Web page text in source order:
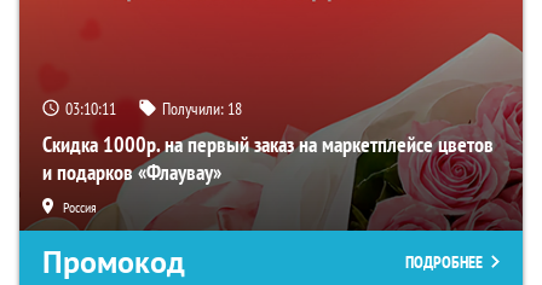
03:10:10 Получили: 18
Скидка 1000р. на первый заказ на маркетплейсе цветов
и подарков «Флаувау»
Россия
Промокод ПОДРОБНЕЕ